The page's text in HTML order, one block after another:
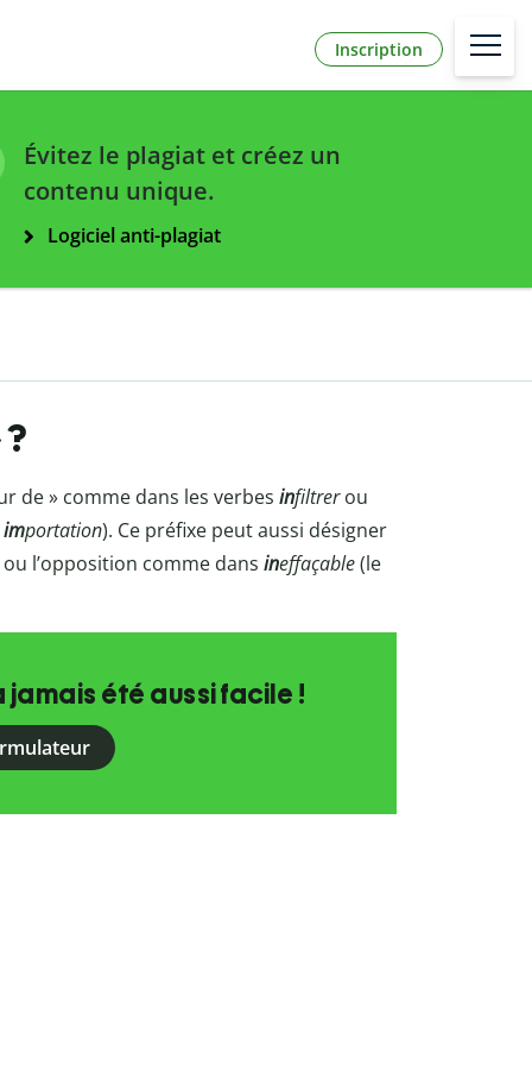
Inscription
Évitez le plagiat et créez un
contenu unique.
Logiciel anti-plagiat
de » comme dans les verbes infiltrerou
importation). Ce préfixe peut aussi désigner
l’opposition comme dans ineffaçable(le
jamais été aussi facile !